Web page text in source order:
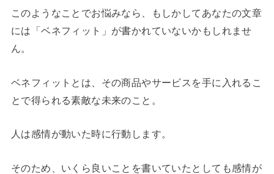
このようなことでお悩みなら、もしかしてあなたの文章
には「ベネフィット」が書かれていないかもしれませ
ん。
ベネフィットとは、その商品やサービスを手に入れるこ
とで得られる素敵な未来のこと。
人は感情が動いた時に行動します。
そのため、いくら良いことを書いていたとしても感情が